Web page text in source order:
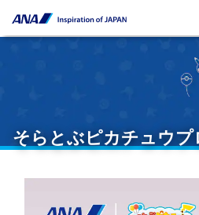
そらとぶピカチュウプ